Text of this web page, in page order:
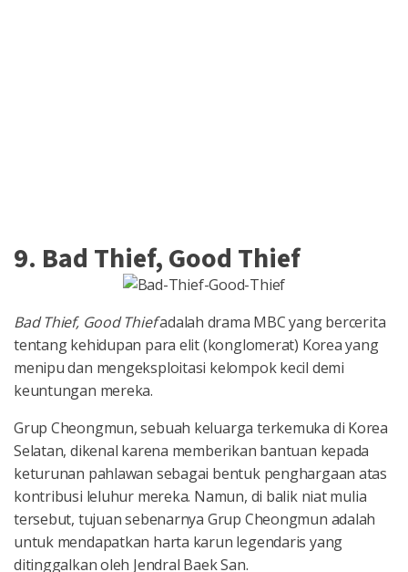
9. Bad Thief, Good Thief
Bad Thief, Good Thiefadalah drama MBC yang bercerita
tentang kehidupan para elit (konglomerat) Korea yang
menipu dan mengeksploitasi kelompok kecil demi
keuntungan mereka.
Grup Cheongmun, sebuah keluarga terkemuka di Korea
Selatan, dikenal karena memberikan bantuan kepada
keturunan pahlawan sebagai bentuk penghargaan atas
kontribusi leluhur mereka. Namun, di balik niat mulia
tersebut, tujuan sebenarnya Grup Cheongmun adalah
untuk mendapatkan harta karun legendaris yang
ditinggalkan oleh Jendral Baek San.